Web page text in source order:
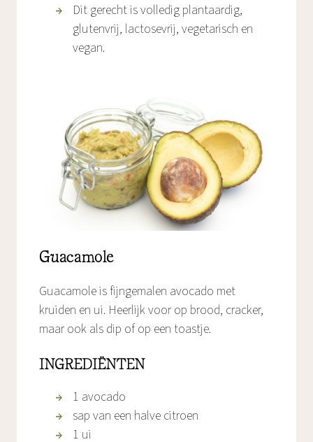
Dit gerecht is volledig plantaardig,
glutenvrij, lactosevrij, vegetarisch en
vegan.
Guacamole
Guacamole is fijngemalen avocado met
kruiden en ui. Heerlijk voor op brood, cracker,
maar ook als dip of op een toastje.
INGREDIËNTEN
1 avocado
sap van een halve citroen
1 ui